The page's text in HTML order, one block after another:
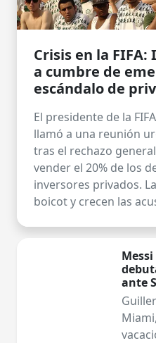
Crisis en la
a cumbre de
escándalo de
El presidente de la
llamó a una reunión
tras el rechazo
vender el 20% de los
inversores privados.
boicot y crecen las
ante